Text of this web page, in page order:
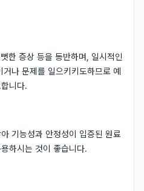
한 증상 등을 동반하며, 일시적인
나 문제를 일으키키도하므로 예
니다.
기능성과 안정성이 입증된 원료
하시는 것이 좋습니다.